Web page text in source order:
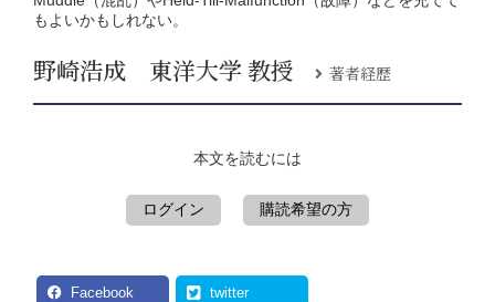
もよいかもしれない。
野崎浩成 東洋大学 教授 著者経歴
本文を読むには
ログイン 購読希望の方
Facebook twitter